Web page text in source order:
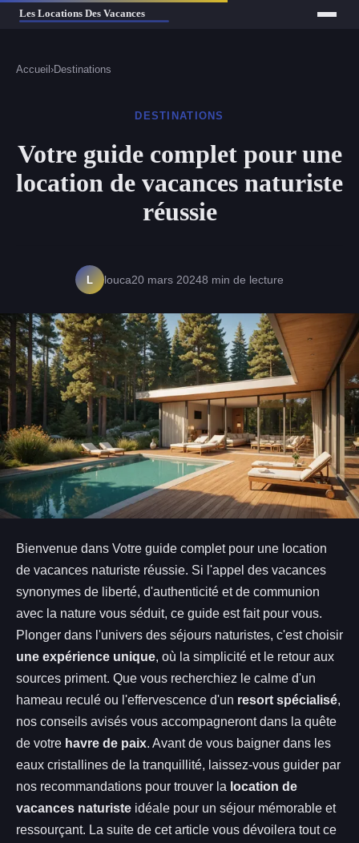
Accueil ›Destinations
DESTINATIONS
Votre guide complet pour une
location de vacances naturiste
réussie
L louca20 mars 20248 min de lecture
Bienvenue dans Votre guide complet pour une location
de vacances naturiste réussie. Si l'appel des vacances
synonymes de liberté, d'authenticité et de communion
avec la nature vous séduit, ce guide est fait pour vous.
Plonger dans l'univers des séjours naturistes, c'est choisir
une expérience unique, où la simplicité et le retour aux
sources priment. Que vous recherchiez le calme d'un
hameau reculé ou l'effervescence d'un resort spécialisé,
nos conseils avisés vous accompagneront dans la quête
de votre havre de paix. Avant de vous baigner dans les
eaux cristallines de la tranquillité, laissez-vous guider par
nos recommandations pour trouver la location de
vacances naturiste idéale pour un séjour mémorable et
ressourçant. La suite de cet article vous dévoilera tout ce